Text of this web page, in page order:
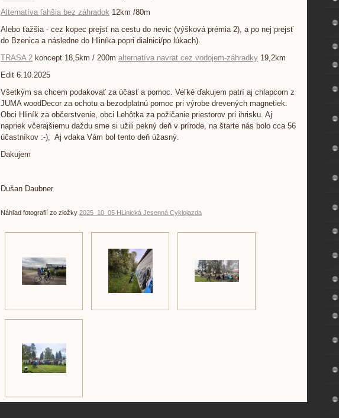
Alternatíva ľahšia bez záhradok 12km /80m
Alebo ťažšia - cez kopec prejsť na cestu do nevic (výšková prémia 2), a po nej prejsť
do Bzenica a následne do Hliníka popri dialnici/po lúkach).
TRASA 2 koncept 18,5km / 200m alternatíva navrat cez vodojem-záhradky 19,2km
Edit 6.10.2025
Všetkým sa chcem podakovať za účasť a pomoc. Veľké ďakujem patrí aj chlapcom z
JUMA woodDecor za ochotu a bezodplatnú pomoc pri výrobe drevených magnetiek.
Obci Hliník za občerstvenie, obci Lehôtka za požičanie priestorov pri ihrisku. Aj
napriek včerajšiemu daždu sme si užili pekný deň v prírode, na štarte nás bolo cca 56
účastníkov :-), Aj vdaka Vám bol tento deň úžasný.
Dakujem
Dušan Daubner
Náhľad fotografií zo zložky 2025_10_05 HLinická Jesenná Cyklojazda